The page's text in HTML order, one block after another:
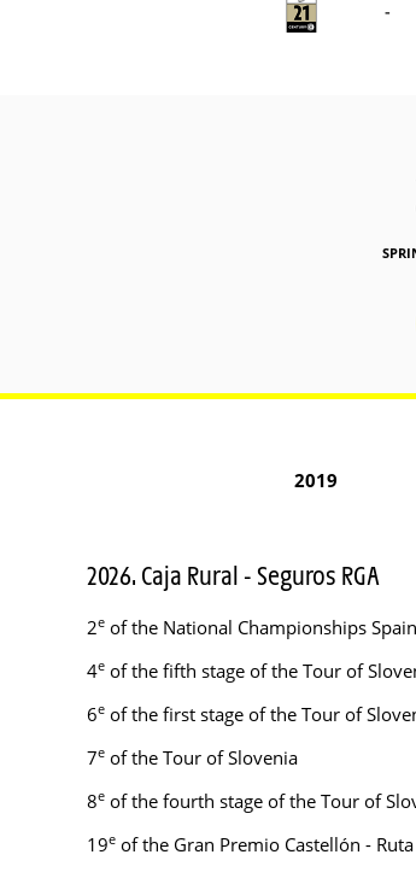
-
2019
2026. Caja Rural - Seguros RGA
2e of the National Championships
4e of the fifth stage of the Tour of
6e of the first stage of the Tour of
7e of the Tour of Slovenia
8e of the fourth stage of the Tour of
19e of the Gran Premio Castellón -